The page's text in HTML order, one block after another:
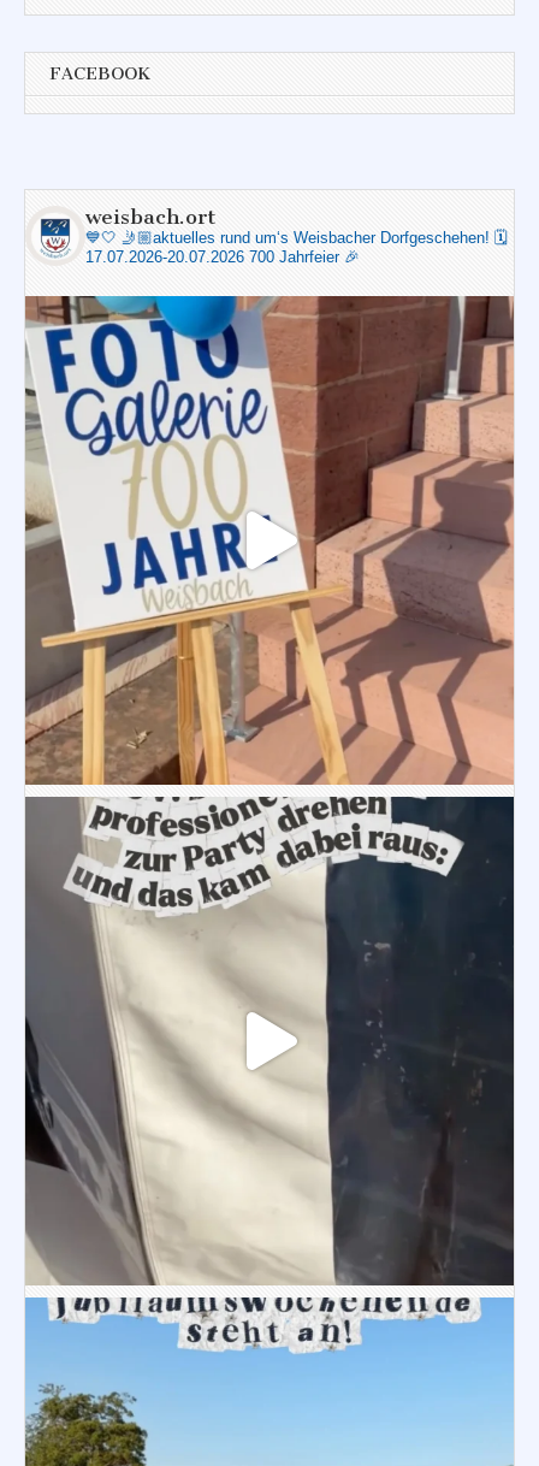
FACEBOOK
weisbach.ort
💙🤍 🤳🏼aktuelles rund um‘s Weisbacher Dorfgeschehen! 🗓️
17.07.2026-20.07.2026 700 Jahrfeier 🎉